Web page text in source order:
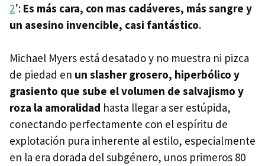
2’: Es más cara, con mas cadáveres, más sangre y
un asesino invencible, casi fantástico.
Michael Myers está desatado y no muestra ni pizca
de piedad en un slasher grosero, hiperbólico y
grasiento que sube el volumen de salvajismo y
roza la amoralidad hasta llegar a ser estúpida,
conectando perfectamente con el espíritu de
explotación pura inherente al estilo, especialmente
en la era dorada del subgénero, unos primeros 80